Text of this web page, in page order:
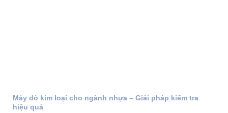
Máy dò kim loại cho ngành nhựa – Giải pháp kiểm tra
hiệu quả